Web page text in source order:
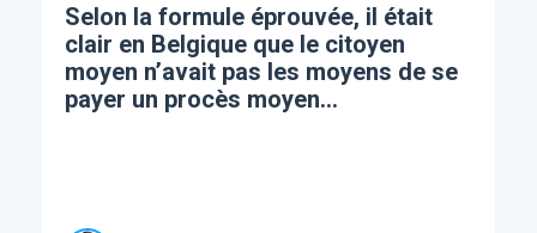
Selon la formule éprouvée, il était
clair en Belgique que le citoyen
moyen n’avait pas les moyens de se
payer un procès moyen...